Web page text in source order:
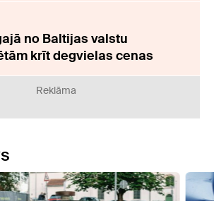
no Baltijas valstu
krīt degvielas cenas
Reklāma